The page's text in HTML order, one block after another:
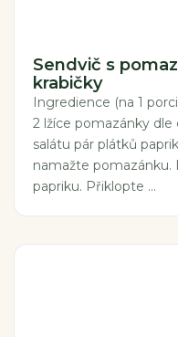
Sendvič s
krabičky
Ingredience (na 1
2 lžíce pomazánky
salátu pár plátků
namažte pomazánku.
papriku. Přiklopte ...